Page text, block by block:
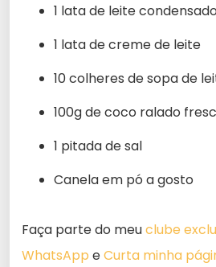
1 lata de leite condensado
1 lata de creme de leite
10 colheres de sopa de
100g de coco ralado
1 pitada de sal
Canela em pó a gosto
Faça parte do meuclube
WhatsApp eCurta minha